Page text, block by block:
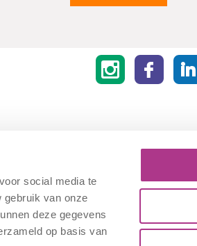
social media te
gebruik van onze
deze gegevens
op basis van